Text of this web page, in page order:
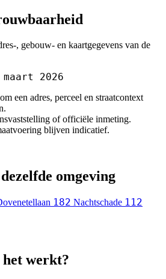
, gebouw- en kaartgegevens van de
2026
een adres, perceel en straatcontext
of officiële inmeting.
blijven indicatief.
omgeving
182 Nachtschade 112
het werkt?